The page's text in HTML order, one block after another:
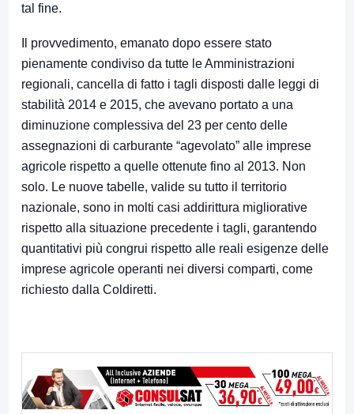
tal fine.
Il provvedimento, emanato dopo essere stato
pienamente condiviso da tutte le Amministrazioni
regionali, cancella di fatto i tagli disposti dalle leggi di
stabilità 2014 e 2015, che avevano portato a una
diminuzione complessiva del 23 per cento delle
assegnazioni di carburante “agevolato” alle imprese
agricole rispetto a quelle ottenute fino al 2013. Non
solo. Le nuove tabelle, valide su tutto il territorio
nazionale, sono in molti casi addirittura migliorative
rispetto alla situazione precedente i tagli, garantendo
quantitativi più congrui rispetto alle reali esigenze delle
imprese agricole operanti nei diversi comparti, come
richiesto dalla Coldiretti.